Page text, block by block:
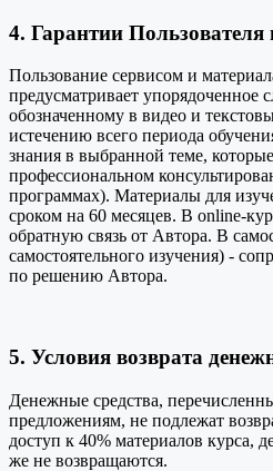
4. Гарантии
Пользование сервисом и
предусматривает упорядоченное
обозначенному в видео и
истечению всего периода
знания в выбранной теме,
профессиональном
программах). Материалы для
сроком на 60 месяцев. В online-
обратную связь от Автора. В
самостоятельного изучения) -
по решению Автора.
5. Условия возврата
Денежные средства,
предложениям, не подлежат
доступ к 40% материалов курса,
же не возвращаются.